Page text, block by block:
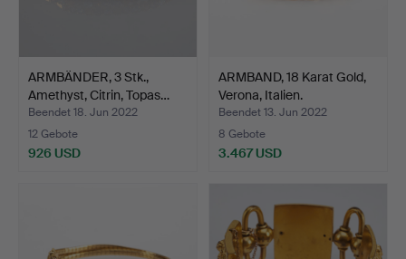
ARMBÄNDER, 3 Stk.,
Amethyst, Citrin, Topas…
Beendet 18. Jun 2022
12 Gebote
926 USD
ARMBAND, 18 Karat Gold,
Verona, Italien.
Beendet 13. Jun 2022
8 Gebote
3.467 USD